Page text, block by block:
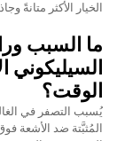
الخيار الأكثر متانةً
ما السبب
الوقت؟
يُسبب التصفر في
المُثبَّتة ضد الأشعة